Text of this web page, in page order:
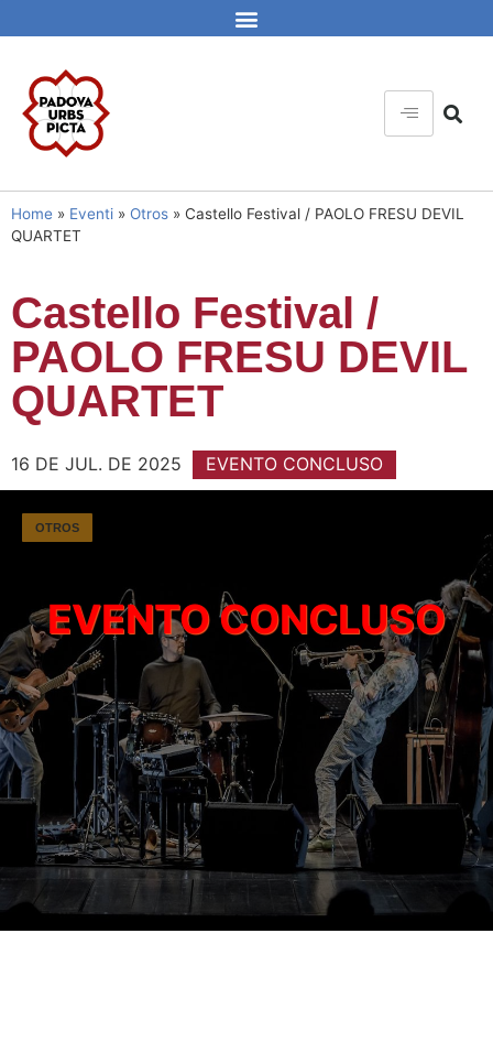
Home » Eventi » Otros » Castello Festival / PAOLO FRESU DEVIL
QUARTET
Castello Festival /
PAOLO FRESU DEVIL
QUARTET
16 DE JUL. DE 2025 EVENTO CONCLUSO
OTROS